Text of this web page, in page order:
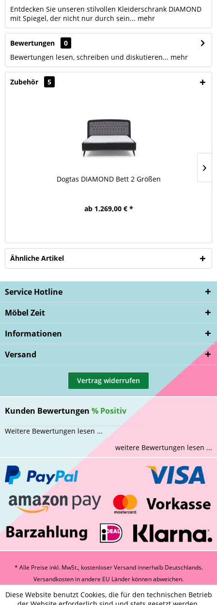
Entdecken Sie unseren stilvollen Kleiderschrank DIAMOND
mit Spiegel, der nicht nur durch sein... mehr
Bewertungen
0
Bewertungen lesen, schreiben und diskutieren... mehr
Zubehör 5
Dogtas DIAMOND Bett 2 Größen
ab 1.269,00 € *
Ähnliche Artikel
Service Hotline
Möbel Zeit
Informationen
Versand
Vertrag widerrufen
Kunden Bewertungen % Positiv
Weitere Bewertungen lesen ...
weitere Bewertungen lesen ...
* Alle Preise inkl. MwSt., kostenloser Versand innerhalb Deutschlands.
Versandkosten in andere EU Länder können abweichen.
Diese Website benutzt Cookies, die für den technischen Betrieb